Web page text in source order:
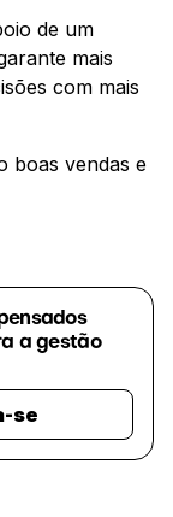
de um
mais
com mais
boas vendas e
a gestão
se